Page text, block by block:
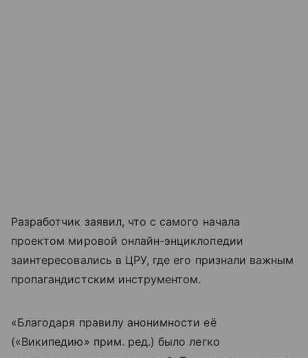
Разработчик заявил, что с самого начала
проектом мировой онлайн-энциклопедии
заинтересовались в ЦРУ, где его признали важным
пропагандистским инструментом.
«Благодаря правилу анонимности её
(«Википедию» прим. ред.) было легко